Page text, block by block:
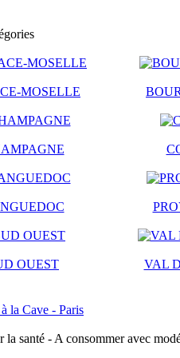
MOSELLE
OUEST VAL
la Cave - Paris
santé - A consommer avec